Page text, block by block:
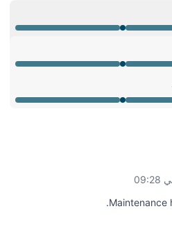
Maintenance